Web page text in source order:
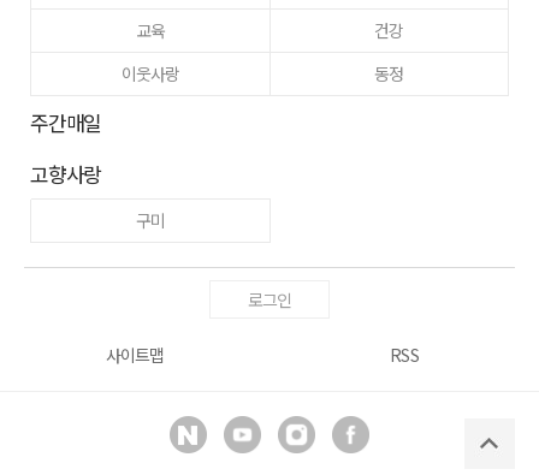
교육
건강
이웃사랑
동정
주간매일
고향사랑
구미
로그인
사이트맵 RSS